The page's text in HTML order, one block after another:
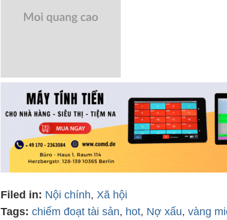
Filed in: Nội chính, Xã hội
Tags: chiếm đoạt tài sản, hot, Nợ xấu, vàng